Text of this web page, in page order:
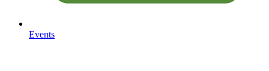
Events